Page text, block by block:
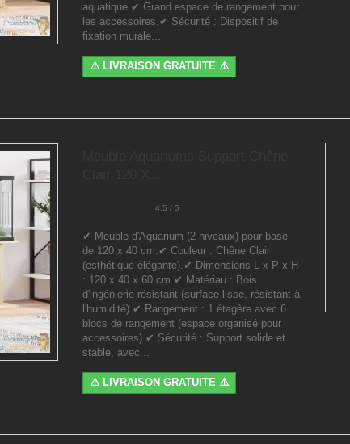
aquatique.✔ Grand espace de rangement pour
les accessoires.✔ Sécurité : Dispositif de
fixation murale...
⚠️ LIVRAISON GRATUITE ⚠️
4.5 / 5
✔ Meuble d'Aquarium (2 niveaux) pour base
de 120 x 40 cm.✔ Couleur : Chêne Clair
(esthétique élégante).✔ Dimensions L x P x H
: 120 x 40 x 60 cm.✔ Matériau : Bois
d'ingénierie résistant (surface lisse, résistant à
l'humidité).✔ Rangement : 1 étagère avec 6
blocs de rangement (espace organisé pour
accessoires).✔ Sécurité : Support solide et
stable, avec...
⚠️ LIVRAISON GRATUITE ⚠️